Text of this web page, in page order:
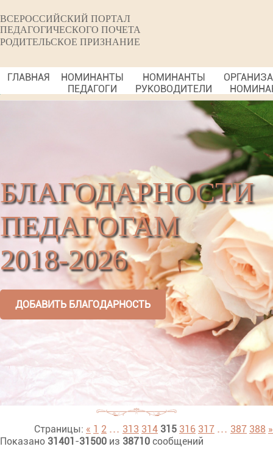
ВСЕРОССИЙСКИЙ ПОРТАЛ
ПЕДАГОГИЧЕСКОГО ПОЧЕТА
РОДИТЕЛЬСКОЕ ПРИЗНАНИЕ
ГЛАВНАЯ
НОМИНАНТЫ
ПЕДАГОГИ
НОМИНАНТЫ
РУКОВОДИТЕЛИ
БЛАГОДАРНОСТИ
ПЕДАГОГАМ
2018-2026
ДОБАВИТЬ БЛАГОДАРНОСТЬ
Страницы: « 1 2 ... 313 314 315 316 317 ... 387 388 »
Показано 31401 -31500 из 38710 сообщений